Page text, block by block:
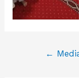
Navigasi
←